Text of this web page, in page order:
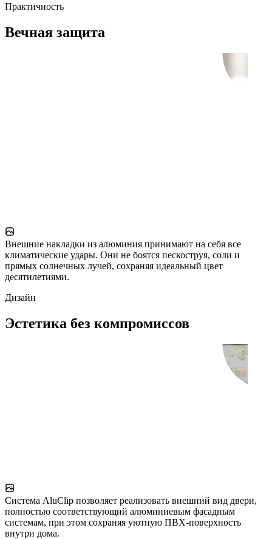
Практичность
Вечная защита
Внешние накладки из алюминия принимают на себя все
климатические удары. Они не боятся пескоструя, соли и
прямых солнечных лучей, сохраняя идеальный цвет
десятилетиями.
Дизайн
Эстетика без компромиссов
Система AluClip позволяет реализовать внешний вид двери,
полностью соответствующий алюминиевым фасадным
системам, при этом сохраняя уютную ПВХ-поверхность
внутри дома.